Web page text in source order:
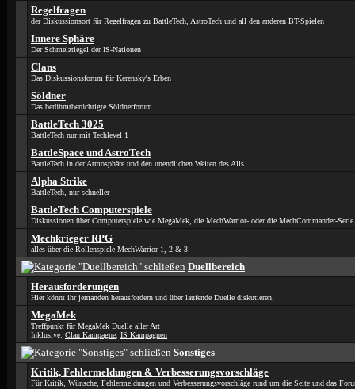
Regelfragen
der Diskussionsort für Regelfragen zu BattleTech, AstroTech und all den anderen BT-Spielen
Innere Sphäre
Der Schmelztiegel der IS-Nationen
Clans
Das Diskussionsforum für Kerensky's Erben
Söldner
Das berühmtberüchtigte Söldnerforum
BattleTech 3025
BattleTech nur mit Techlevel 1
BattleSpace und AstroTech
BattleTech in der Atmosphäre und den unendlichen Weiten des Alls...
Alpha Strike
BattleTech, nur schneller
BattleTech Computerspiele
Diskussionen über Computerspiele wie MegaMek, die MechWarrior- oder die MechCommander-Serie
Mechkrieger RPG
alles über die Rollenspiele MechWarrior 1, 2 & 3
Duellbereich
Herausforderungen
Hier könnt ihr jemanden herausfordern und über laufende Duelle diskutieren.
MegaMek
Treffpunkt für MegaMek Duelle aller Art
Inklusive: Clan Kampagne IS Kampagnen
Sonstiges
Kritik, Fehlermeldungen & Verbesserungsvorschläge
Für Kritik, Wünsche, Fehlermeldungen und Verbesserungsvorschläge rund um die Seite und das